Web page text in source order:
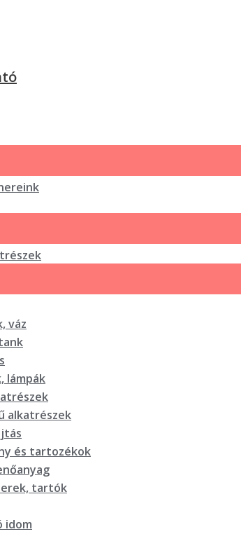
váz
lámpák
alkatrészek
és tartozékok
tartók
idom